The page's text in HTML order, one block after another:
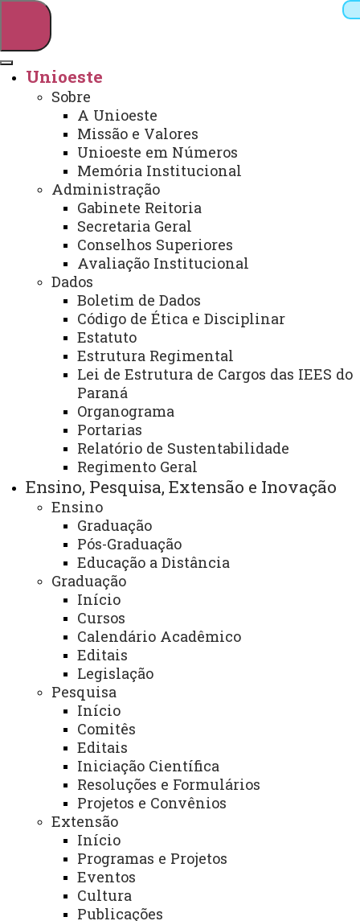
Webmail Sistemas
Telefones
Arquivo Virtual
Campus
Unioeste
Sobre
A Unioeste
Missão e Valores
Unioeste em Números
Memória Institucional
Administração
Gabinete Reitoria
Secretaria Geral
Conselhos Superiores
Avaliação Institucional
Dados
Boletim de Dados
Código de Ética e Disciplinar
Estatuto
Estrutura Regimental
Lei de Estrutura de Cargos das IEES do
Paraná
Organograma
Portarias
Relatório de Sustentabilidade
Regimento Geral
Ensino, Pesquisa, Extensão e Inovação
Ensino
Graduação
Pós-Graduação
Educação a Distância
Graduação
Início
Cursos
Calendário Acadêmico
Editais
Legislação
Pesquisa
Início
Comitês
Editais
Iniciação Científica
Resoluções e Formulários
Projetos e Convênios
Extensão
Início
Programas e Projetos
Eventos
Cultura
Publicações
Unio+ - Transferência e Portador de
Diploma
Aprova Paraná Universidades
eProtocolo
Objetivos de Desenvolvimento Sustentável (ODS)
Assessoria de Assistência Estudantil
SISU
COGEPS
Vagas Remanescentes